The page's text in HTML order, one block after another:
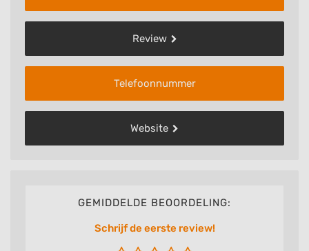
Review
Telefoonnummer
Website
GEMIDDELDE BEOORDELING:
Schrijf de eerste review!